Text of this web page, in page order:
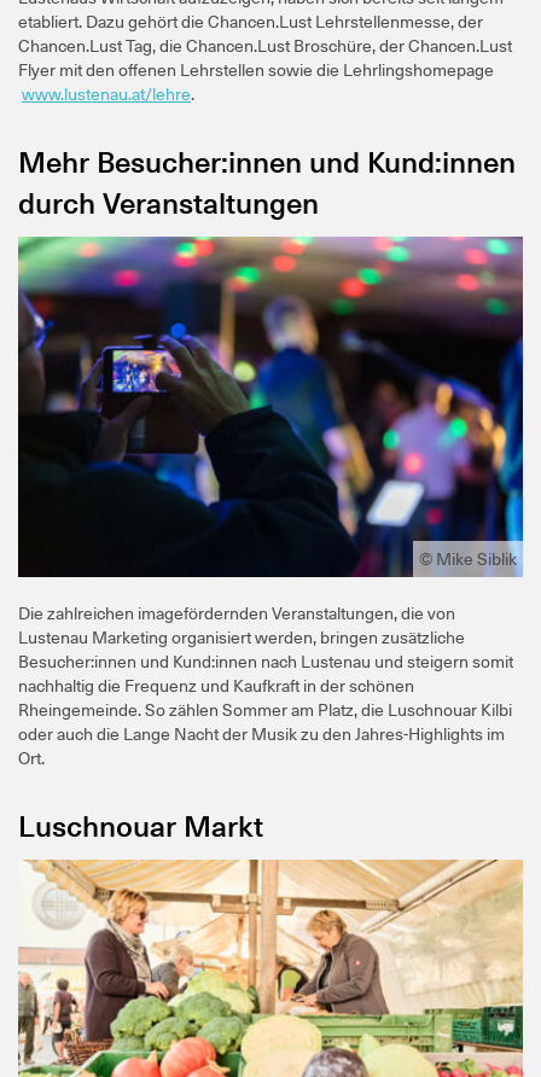
etabliert. Dazu gehört die Chancen.Lust Lehrstellenmesse, der
Chancen.Lust Tag, die Chancen.Lust Broschüre, der Chancen.Lust
Flyer mit den offenen Lehrstellen sowie die Lehrlingshomepage
www.lustenau.at/lehre.
Mehr Besucher:innen und Kund:innen
durch Veranstaltungen
© Mike Siblik
Die zahlreichen imagefördernden Veranstaltungen, die von
Lustenau Marketing organisiert werden, bringen zusätzliche
Besucher:innen und Kund:innen nach Lustenau und steigern somit
nachhaltig die Frequenz und Kaufkraft in der schönen
Rheingemeinde. So zählen Sommer am Platz, die Luschnouar Kilbi
oder auch die Lange Nacht der Musik zu den Jahres-Highlights im
Ort.
Luschnouar Markt